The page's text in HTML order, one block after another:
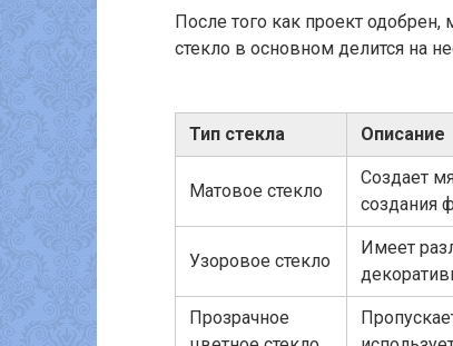
После того как проект одобрен,
стекло в основном делится на
Тип стекла Описание
Матовое стекло
Создает
создания
Узоровое стекло
Имеет
Прозрачное